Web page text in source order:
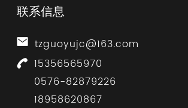
联系信息
tzguoyujc@163.com
15356565970
0576-82879226
18958620867